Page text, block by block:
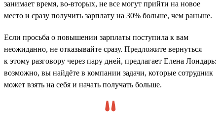
занимает время, во-вторых, не все могут прийти на новое
место и сразу получить зарплату на 30% больше, чем раньше.
Если просьба о повышении зарплаты поступила к вам
неожиданно, не отказывайте сразу. Предложите вернуться
к этому разговору через пару дней, предлагает Елена Лондарь:
возможно, вы найдёте в компании задачи, которые сотрудник
может взять на себя и начать получать больше.